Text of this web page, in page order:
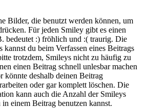
Bilder, die benutzt werden können, um
Für jeden Smiley gibt es einen
bedeutet :) fröhlich und :( traurig. Die
kannst du beim Verfassen eines Beitrags
trotzdem, Smileys nicht zu häufig zu
einen Beitrag schnell unlesbar machen
könnte deshalb deinen Beitrag
oder gar komplett löschen. Die
kann auch die Anzahl der Smileys
in einem Beitrag benutzen kannst.